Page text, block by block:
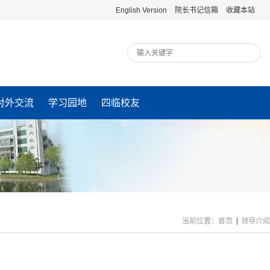
English Version 院长书记信箱 收藏本站
外交流 学习园地 四临校友
当前位置： 首页 领导介绍